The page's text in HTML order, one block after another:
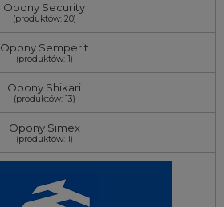
Opony Security
(produktów: 20)
Opony Semperit
(produktów: 1)
Opony Shikari
(produktów: 13)
Opony Simex
(produktów: 1)